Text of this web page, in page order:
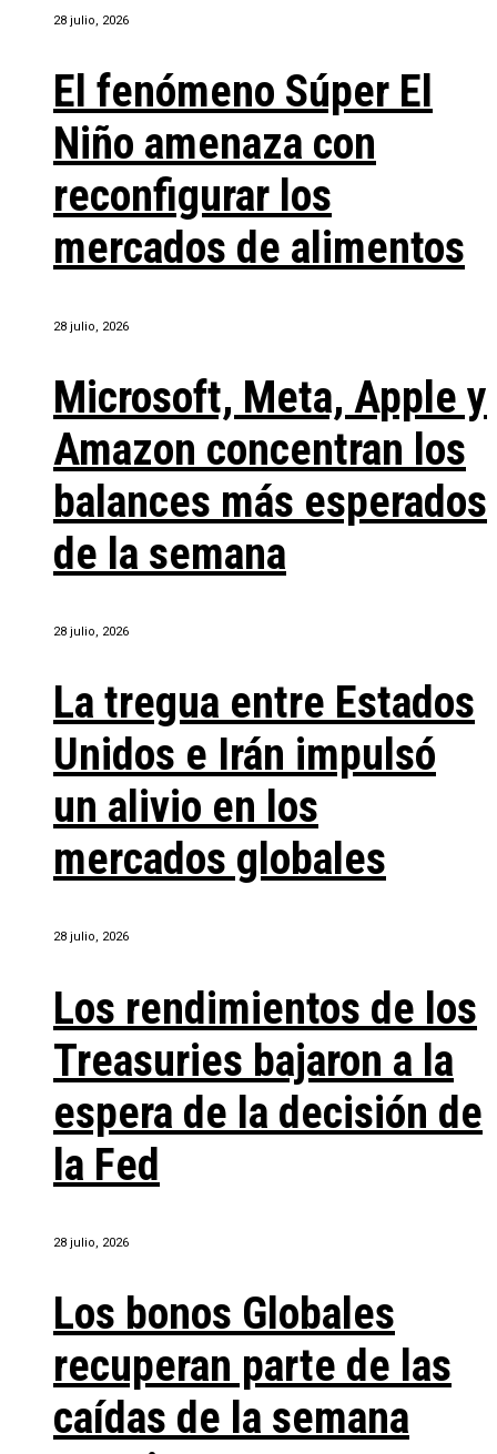
28 julio, 2026
El fenómeno Súper El
Niño amenaza con
reconfigurar los
mercados de alimentos
28 julio, 2026
Microsoft, Meta, Apple y
Amazon concentran los
balances más esperados
de la semana
28 julio, 2026
La tregua entre Estados
Unidos e Irán impulsó
un alivio en los
mercados globales
28 julio, 2026
Los rendimientos de los
Treasuries bajaron a la
espera de la decisión de
la Fed
28 julio, 2026
Los bonos Globales
recuperan parte de las
caídas de la semana